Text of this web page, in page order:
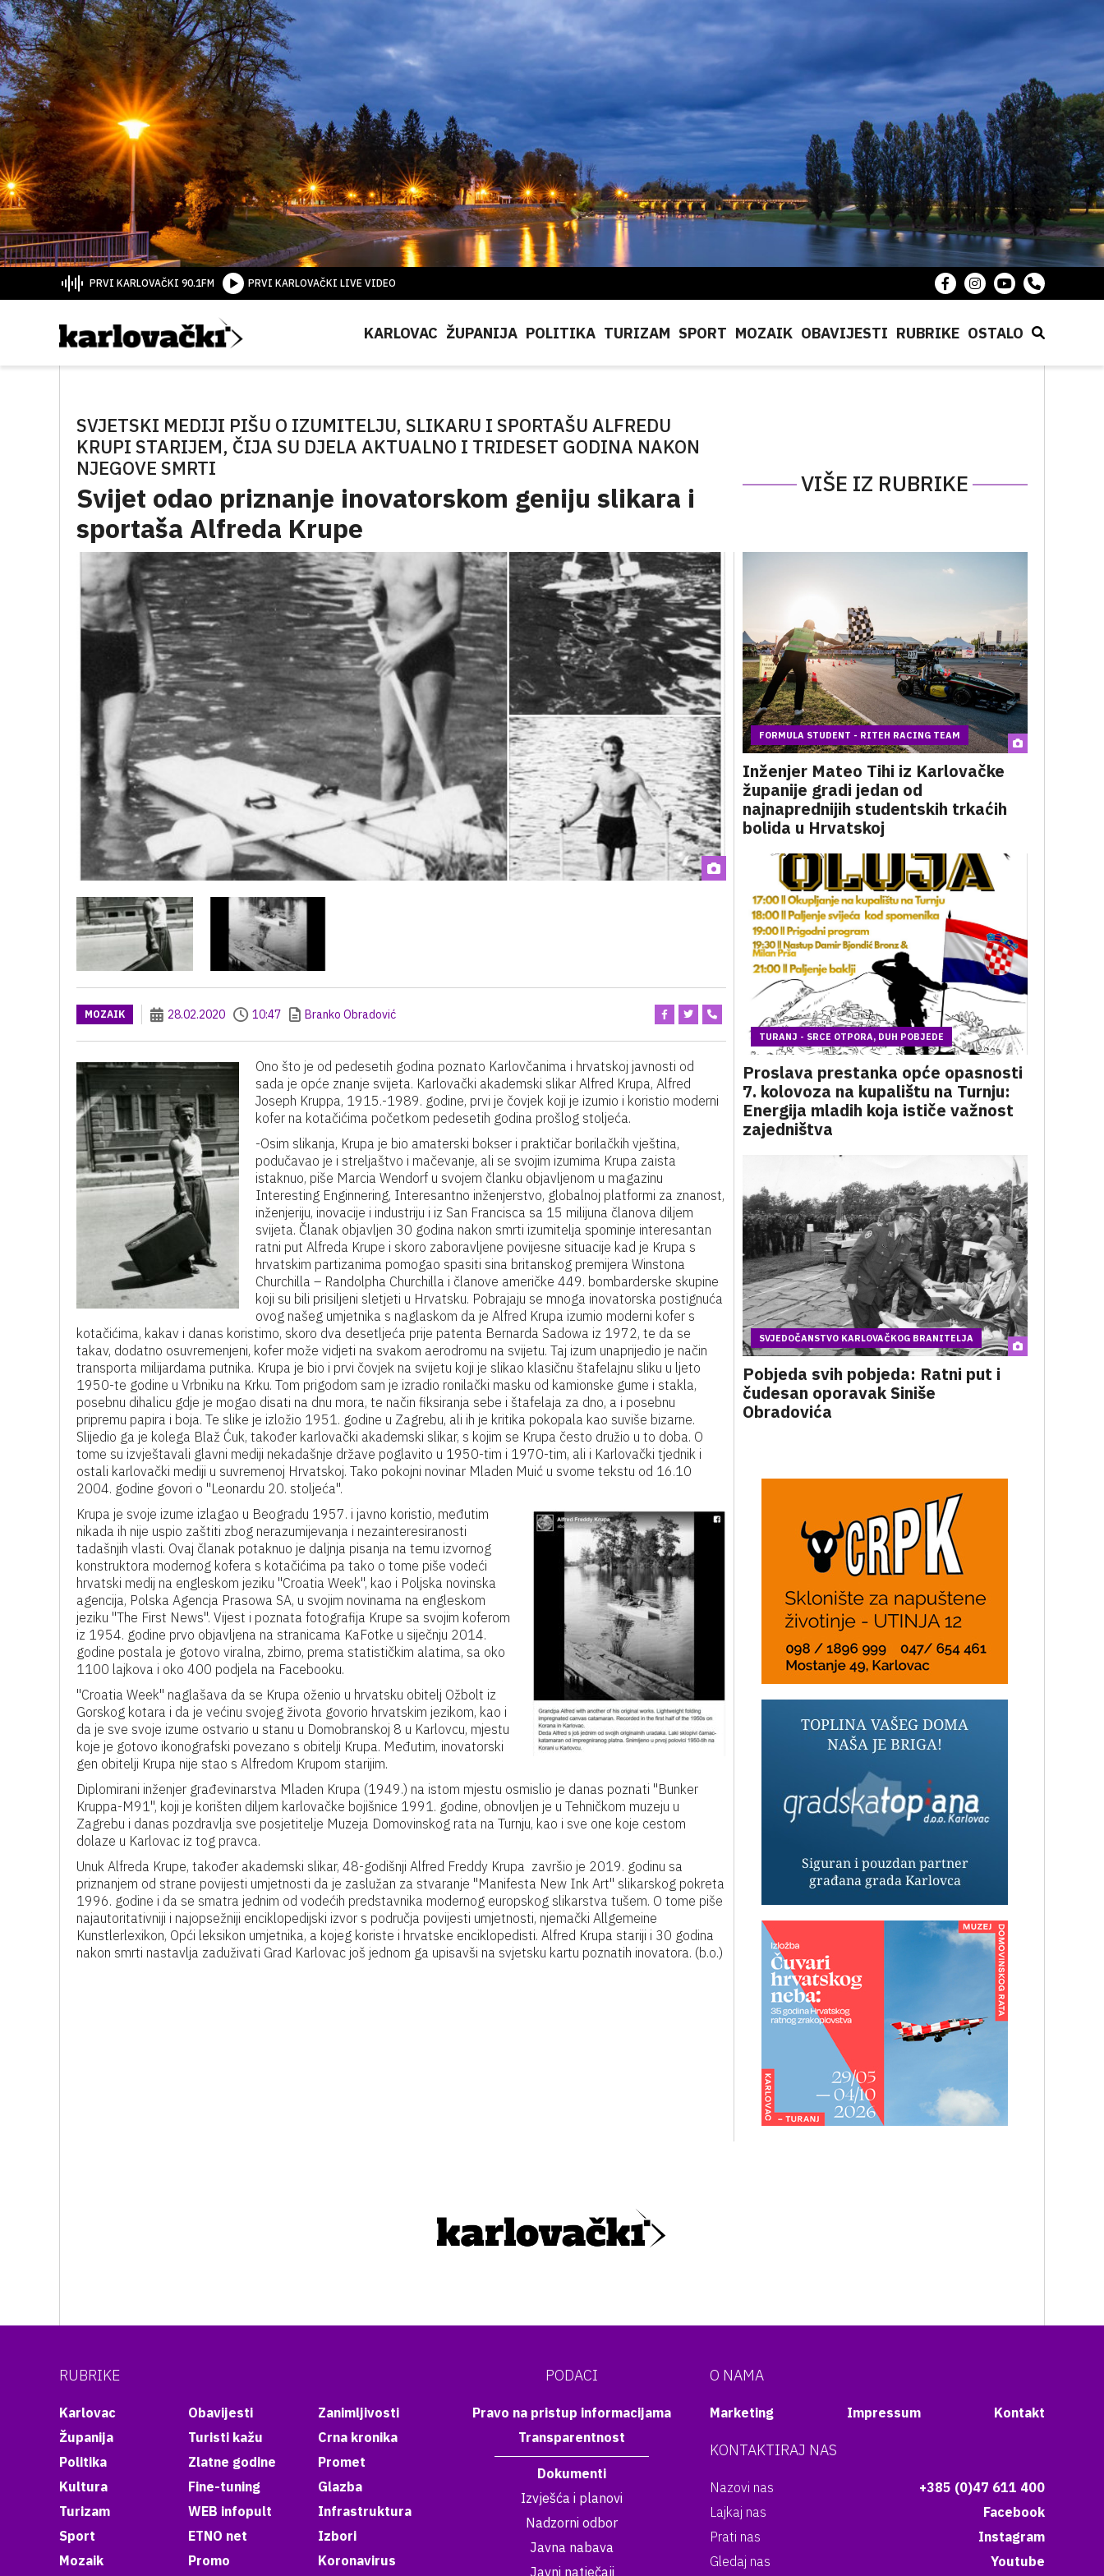
PRVI KARLOVAČKI 90.1FM PRVI KARLOVAČKI LIVE VIDEO
KARLOVAC ŽUPANIJA POLITIKA TURIZAM SPORT MOZAIK OBAVIJESTI RUBRIKE OSTALO
SVJETSKI MEDIJI PIŠU O IZUMITELJU, SLIKARU I SPORTAŠU ALFREDU
KRUPI STARIJEM, ČIJA SU DJELA AKTUALNO I TRIDESET GODINA NAKON
NJEGOVE SMRTI
Svijet odao priznanje inovatorskom geniju slikara i
sportaša Alfreda Krupe
VIŠE IZ RUBRIKE
MOZAIK 28.02.2020 10:47 Branko Obradović
Ono što je od pedesetih godina poznato Karlovčanima i hrvatskoj javnosti od
sada je opće znanje svijeta. Karlovački akademski slikar Alfred Krupa, Alfred
Joseph Kruppa, 1915.-1989. godine, prvi je čovjek koji je izumio i koristio moderni
kofer na kotačićima početkom pedesetih godina prošlog stoljeća.
-Osim slikanja, Krupa je bio amaterski bokser i praktičar borilačkih vještina,
podučavao je i streljaštvo i mačevanje, ali se svojim izumima Krupa zaista
istaknuo, piše Marcia Wendorf u svojem članku objavljenom u magazinu
Interesting Enginnering, Interesantno inženjerstvo, globalnoj platformi za znanost,
inženjeriju, inovacije i industriju i iz San Francisca sa 15 milijuna članova diljem
svijeta. Članak objavljen 30 godina nakon smrti izumitelja spominje interesantan
ratni put Alfreda Krupe i skoro zaboravljene povijesne situacije kad je Krupa s
hrvatskim partizanima pomogao spasiti sina britanskog premijera Winstona
Churchilla – Randolpha Churchilla i članove američke 449. bombarderske skupine
koji su bili prisiljeni sletjeti u Hrvatsku. Pobrajaju se mnoga inovatorska postignuća
ovog našeg umjetnika s naglaskom da je Alfred Krupa izumio moderni kofer s
kotačićima, kakav i danas koristimo, skoro dva desetljeća prije patenta Bernarda Sadowa iz 1972, te da se
takav, dodatno osuvremenjeni, kofer može vidjeti na svakom aerodromu na svijetu. Taj izum unaprijedio je način
transporta milijardama putnika. Krupa je bio i prvi čovjek na svijetu koji je slikao klasičnu štafelajnu sliku u ljeto
1950-te godine u Vrbniku na Krku. Tom prigodom sam je izradio ronilački masku od kamionske gume i stakla,
posebnu dihalicu gdje je mogao disati na dnu mora, te način fiksiranja sebe i štafelaja za dno, a i posebnu
pripremu papira i boja. Te slike je izložio 1951. godine u Zagrebu, ali ih je kritika pokopala kao suviše bizarne.
Slijedio ga je kolega Blaž Ćuk, također karlovački akademski slikar, s kojim se Krupa često družio u to doba. O
tome su izvještavali glavni mediji nekadašnje države poglavito u 1950-tim i 1970-tim, ali i Karlovački tjednik i
ostali karlovački mediji u suvremenoj Hrvatskoj. Tako pokojni novinar Mladen Muić u svome tekstu od 16.10
2004. godine govori o "Leonardu 20. stoljeća".
Krupa je svoje izume izlagao u Beogradu 1957. i javno koristio, međutim
nikada ih nije uspio zaštiti zbog nerazumijevanja i nezainteresiranosti
tadašnjih vlasti. Ovaj članak potaknuo je daljnja pisanja na temu izvornog
konstruktora modernog kofera s kotačićima pa tako o tome piše vodeći
hrvatski medij na engleskom jeziku "Croatia Week", kao i Poljska novinska
agencija, Polska Agencja Prasowa SA, u svojim novinama na engleskom
jeziku "The First News". Vijest i poznata fotografija Krupe sa svojim koferom
iz 1954. godine prvo objavljena na stranicama KaFotke u siječnju 2014.
godine postala je gotovo viralna, zbirno, prema statističkim alatima, sa oko
1100 lajkova i oko 400 podjela na Facebooku.
"Croatia Week" naglašava da se Krupa oženio u hrvatsku obitelj Ožbolt iz
Gorskog kotara i da je većinu svojeg života govorio hrvatskim jezikom, kao i
da je sve svoje izume ostvario u stanu u Domobranskoj 8 u Karlovcu, mjestu
koje je gotovo ikonografski povezano s obitelji Krupa. Međutim, inovatorski
gen obitelji Krupa nije stao s Alfredom Krupom starijim.
Diplomirani inženjer građevinarstva Mladen Krupa (1949.) na istom mjestu osmislio je danas poznati "Bunker
Kruppa-M91", koji je korišten diljem karlovačke bojišnice 1991. godine, obnovljen je u Tehničkom muzeju u
Zagrebu i danas pozdravlja sve posjetitelje Muzeja Domovinskog rata na Turnju, kao i sve one koje cestom
dolaze u Karlovac iz tog pravca.
Unuk Alfreda Krupe, također akademski slikar, 48-godišnji Alfred Freddy Krupa završio je 2019. godinu sa
priznanjem od strane povijesti umjetnosti da je zaslužan za stvaranje "Manifesta New Ink Art" slikarskog pokreta
1996. godine i da se smatra jednim od vodećih predstavnika modernog europskog slikarstva tušem. O tome piše
najautoritativniji i najopsežniji enciklopedijski izvor s područja povijesti umjetnosti, njemački Allgemeine
Kunstlerlexikon, Opći leksikon umjetnika, a kojeg koriste i hrvatske enciklopedisti. Alfred Krupa stariji i 30 godina
nakon smrti nastavlja zaduživati Grad Karlovac još jednom ga upisavši na svjetsku kartu poznatih inovatora. (b.o.)
FORMULA STUDENT - RITEH RACING TEAM
Inženjer Mateo Tihi iz Karlovačke
županije gradi jedan od
najnaprednijih studentskih trkaćih
bolida u Hrvatskoj
TURANJ - SRCE OTPORA, DUH POBJEDE
Proslava prestanka opće opasnosti
7. kolovoza na kupalištu na Turnju:
Energija mladih koja ističe važnost
zajedništva
SVJEDOČANSTVO KARLOVAČKOG BRANITELJA
Pobjeda svih pobjeda: Ratni put i
čudesan oporavak Siniše
Obradovića
RUBRIKE
Karlovac
Županija
Politika
Kultura
Turizam
Sport
Mozaik
Obavijesti
Turisti kažu
Zlatne godine
Fine-tuning
WEB infopult
ETNO net
Promo
Zanimljivosti
Crna kronika
Promet
Glazba
Infrastruktura
Izbori
Koronavirus
PODACI
Pravo na pristup informacijama
Transparentnost
Dokumenti
Izvješća i planovi
Nadzorni odbor
Javna nabava
Javni natječaji
O NAMA
Marketing Impressum Kontakt
KONTAKTIRAJ NAS
Nazovi nas
+385 (0)47 611 400
Lajkaj nas
Facebook
Prati nas
Instagram
Gledaj nas
Youtube